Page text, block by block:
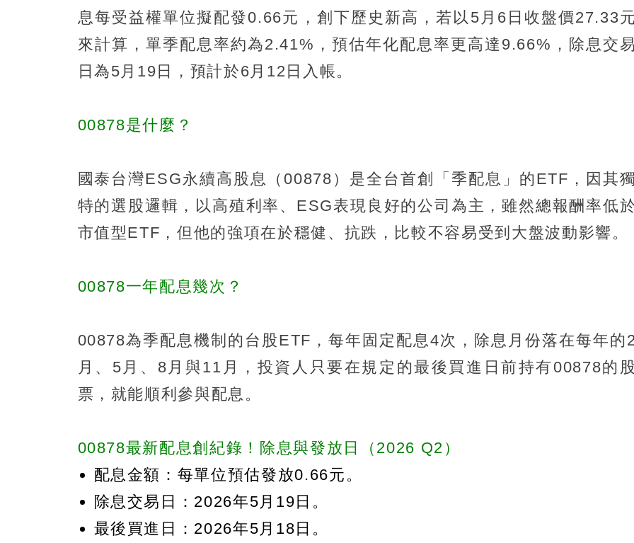
息每受益權單位擬配發0.66元，創下歷史新高，若以5月6日收盤價27.33元
來計算，單季配息率約為2.41%，預估年化配息率更高達9.66%，除息交易
日為5月19日，預計於6月12日入帳。
00878是什麼？
國泰台灣ESG永續高股息（00878）是全台首創「季配息」的ETF，因其獨
特的選股邏輯，以高殖利率、ESG表現良好的公司為主，雖然總報酬率低於
市值型ETF，但他的強項在於穩健、抗跌，比較不容易受到大盤波動影響。
00878一年配息幾次？
00878為季配息機制的台股ETF，每年固定配息4次，除息月份落在每年的2
月、5月、8月與11月，投資人只要在規定的最後買進日前持有00878的股
票，就能順利參與配息。
00878最新配息創紀錄！除息與發放日（2026 Q2）
配息金額：每單位預估發放0.66元。
除息交易日：2026年5月19日。
最後買進日：2026年5月18日。